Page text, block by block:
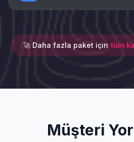
🚀 Daha fazla paket için tüm
Müşteri